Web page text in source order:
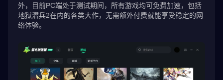
外，目前PC端处于测试期间，所有游戏均可免费加速，包括
地狱潜兵2在内的各类大作，无需额外付费就能享受稳定的网
络体验。